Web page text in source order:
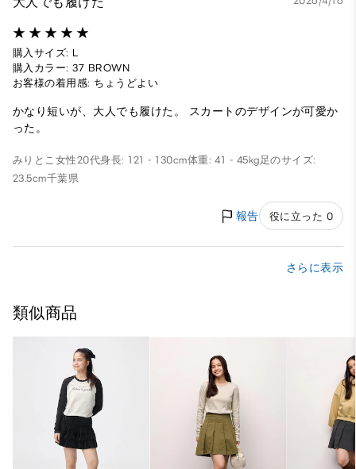
購入サイズ: L
購入カラー: 37 BROWN
お客様の着用感: ちょうどよい
かなり短いが、大人でも履けた。 スカートのデザインが可愛か
った。
みりとこ 女性20代身長: 121 - 130cm体重: 41 - 45kg足のサイズ:
23.5cm千葉県
報告 役に立った 0
さらに表示
類似商品